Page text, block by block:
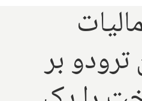
بر